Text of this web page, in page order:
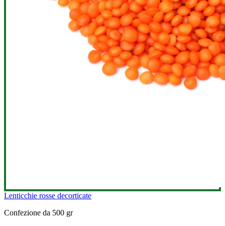
Lenticchie rosse decorticate
Confezione da 500 gr